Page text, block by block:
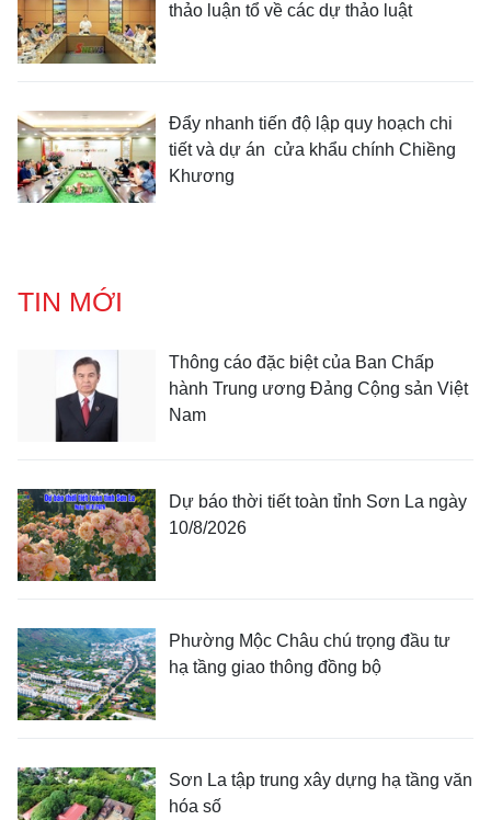
thảo luận tổ về các dự thảo luật
Đẩy nhanh tiến độ lập quy hoạch chi
tiết và dự án cửa khẩu chính Chiềng
Khương
TIN MỚI
Thông cáo đặc biệt của Ban Chấp
hành Trung ương Đảng Cộng sản Việt
Nam
Dự báo thời tiết toàn tỉnh Sơn La ngày
10/8/2026
Phường Mộc Châu chú trọng đầu tư
hạ tầng giao thông đồng bộ
Sơn La tập trung xây dựng hạ tầng văn
hóa số